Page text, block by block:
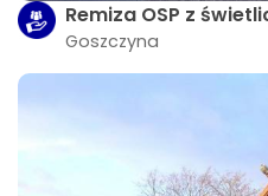
Remiza OSP z
Goszczyna